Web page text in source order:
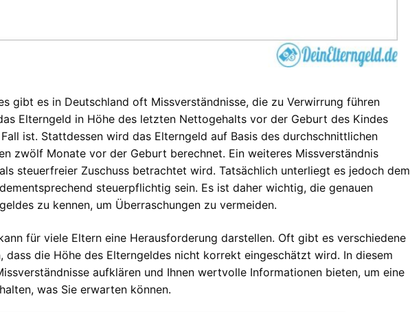
gibt es in Deutschland oft Missverständnisse, die zu Verwirrung führen
Elterngeld in Höhe des letzten Nettogehalts vor der Geburt des Kindes
ist. Stattdessen wird das Elterngeld auf Basis des durchschnittlichen
zwölf Monate vor der Geburt berechnet. Ein weiteres Missverständnis
steuerfreier Zuschuss betrachtet wird. Tatsächlich unterliegt es jedoch dem
steuerpflichtig sein. Es ist daher wichtig, die genauen
zu kennen, um Überraschungen zu vermeiden.
für viele Eltern eine Herausforderung darstellen. Oft gibt es verschiedene
dass die Höhe des Elterngeldes nicht korrekt eingeschätzt wird. In diesem
aufklären und Ihnen wertvolle Informationen bieten, um eine
was Sie erwarten können.